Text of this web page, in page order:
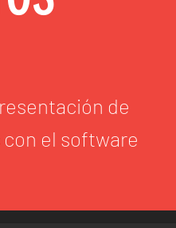
de
el software